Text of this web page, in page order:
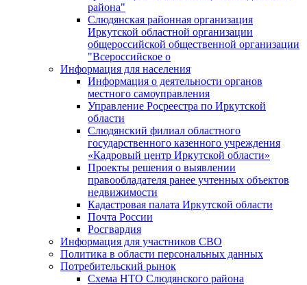
района"
Слюдянская районная организация
Иркутской областной организации
общероссийской общественной организации
"Всероссийское о
Информация для населения
Информация о деятельности органов
местного самоуправления
Управление Росреестра по Иркутской
области
Слюдянский филиал областного
государственного казенного учреждения
«Кадровый центр Иркутской области»
Проекты решения о выявлении
правообладателя ранее учтенных объектов
недвижимости
Кадастровая палата Иркутской области
Почта России
Росгвардия
Информация для участников СВО
Политика в области персональных данных
Потребительский рынок
Схема НТО Слюдянского района